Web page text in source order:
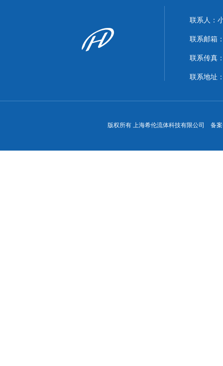
联系人：
联系邮箱
联系传真
联系地址
版权所有 上海希伦流体科技有限公司 备